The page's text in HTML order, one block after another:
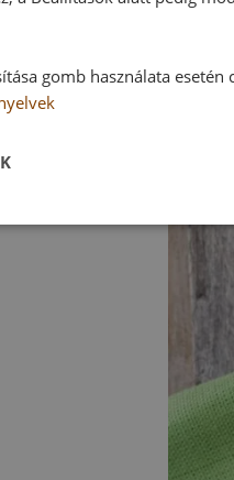
gomb használata